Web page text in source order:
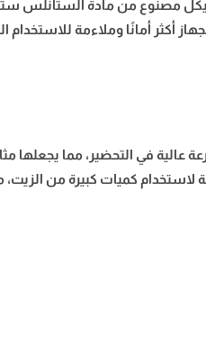
مصنوع من مادة الستانلس
أكثر أمانًا وملاءمة
عالية في التحضير، مما يجعلها
لاستخدام كميات كبيرة من